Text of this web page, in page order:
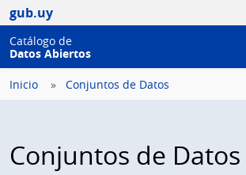
gub.uy
Catálogo de
Datos Abiertos
Inicio Conjuntos de Datos
Conjuntos de Datos